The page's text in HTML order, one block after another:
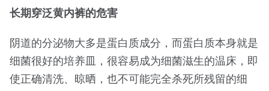
长期穿泛黄内裤的危害
阴道的分泌物大多是蛋白质成分，而蛋白质本身就是
细菌很好的培养皿，很容易成为细菌滋生的温床，即
使正确清洗、晾晒，也不可能完全杀死所残留的细